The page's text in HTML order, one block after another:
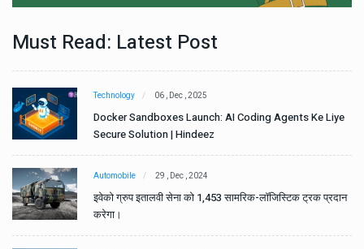
Must Read: Latest Post
Technology 06 , Dec , 2025
Docker Sandboxes Launch: AI Coding Agents Ke Liye
Secure Solution | Hindeez
Automobile 29 , Dec , 2024
इवेको ग्रुप इतालवी सेना को 1,453 सामरिक-लॉजिस्टिक ट्रक प्रदान
करेगा।